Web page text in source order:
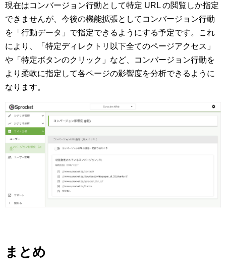
現在はコンバージョン行動として特定 URL の閲覧しか指定
できませんが、今後の機能拡張としてコンバージョン行動
を「行動データ」で指定できるようにする予定です。これ
により、「特定ディレクトリ以下全てのページアクセス」
や「特定ボタンのクリック」など、コンバージョン行動を
より柔軟に指定して各ページの影響度を分析できるように
なります。
まとめ